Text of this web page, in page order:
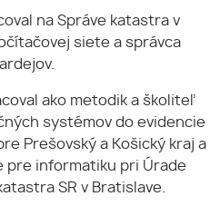
na Správe katastra v
siete a správca
ako metodik a školiteľ
systémov do evidencie
Prešovský a Košický kraj a
pre informatiku pri Úrade
SR v Bratislave.